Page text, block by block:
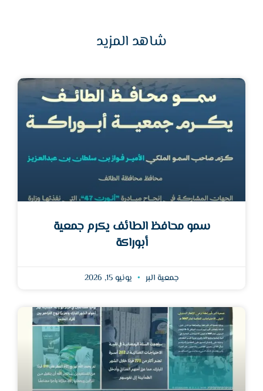
شاهد المزيد
سمو محافظ الطائف يكرم جمعية
أبوراكة
جمعية البر يونيو 15, 2026